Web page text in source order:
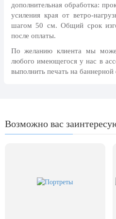
24 мая, День славянской
письменности и культуры
28 мая, День пограничника
8 июня, День социального работника
Выпускной для школ и ВУЗов
3 июля, День ГАИ (ГИБДД)
дополнительная обработка:
усиления края от ветро-
шагом 50 см. Общий срок
после оплаты.
По желанию клиента мы
любого имеющегося у нас в
выполнить печать на баннерной
Возможно вас